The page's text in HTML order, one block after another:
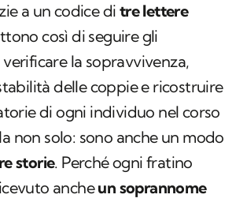
a un codice di tre lettere
così di seguire gli
la sopravvivenza,
delle coppie e ricostruire
di ogni individuo nel corso
non solo: sono anche un modo
storie. Perché ogni fratino
ancheun soprannome